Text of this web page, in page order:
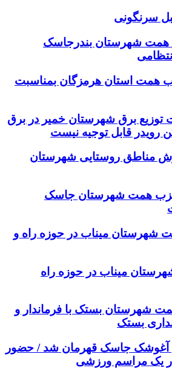
سرنگونی
همت شهرستان بندرجاسک
همت استان هرمزگان بمناسبت
توزیع برق شهرستان خمیر در برق
قابل توجیه نیست
مناطق روستایی شهرستان
حزب همت شهرستان جاسک
شهرستان میناب در حوزه راه و
میناب در حوزه راه
شهرستان بستک با فرماندار و
بستک
آغوشک جاسک قهرمان شد / حضور
یک مراسم ورزشی